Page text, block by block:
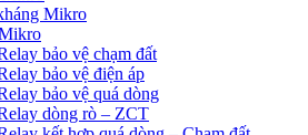
Mikro
bảo vệ chạm đất
bảo vệ điện áp
bảo vệ quá dòng
dòng rò – ZCT